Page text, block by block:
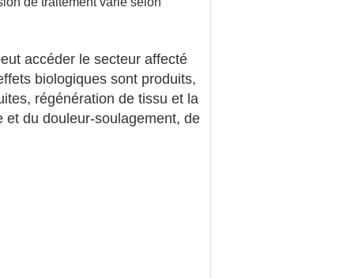
accéder le secteur affecté
biologiques sont produits,
régénération de tissu et la
et du douleur-soulagement, de